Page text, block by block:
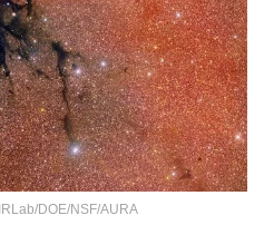
DOE/NSF/AURA